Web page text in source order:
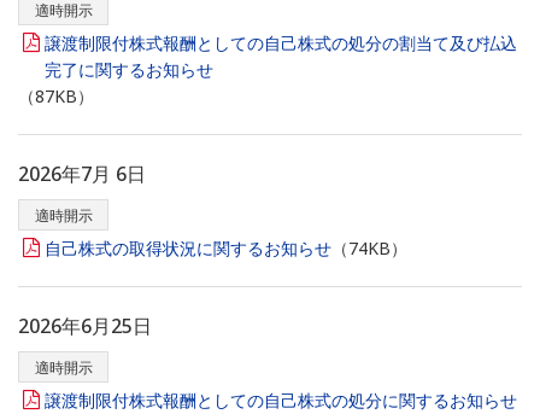
適時開示
譲渡制限付株式報酬としての自己株式の処分の割当て及び払込
完了に関するお知らせ
（87KB）
2026年7月 6日
適時開示
自己株式の取得状況に関するお知らせ （74KB）
2026年6月25日
適時開示
譲渡制限付株式報酬としての自己株式の処分に関するお知らせ